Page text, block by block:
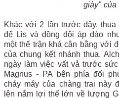
giày" của
Khác với 2 lần trước đây,
để Lis và đồng đội áp đảo
một thế trận khá cân bằng với
của chung kết nhánh thua.
ngày làm việc vất vả trước
Magnus - PA bên phía đối
cháy máy của chàng trai này
lên nắm lợi thế lớn về lượng